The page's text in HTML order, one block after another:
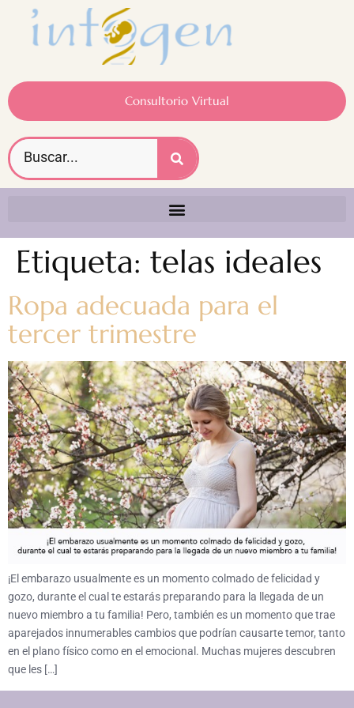
Consultorio Virtual
Etiqueta: telas ideales
Ropa adecuada para el
tercer trimestre
¡El embarazo usualmente es un momento colmado de felicidad y
gozo, durante el cual te estarás preparando para la llegada de un
nuevo miembro a tu familia! Pero, también es un momento que trae
aparejados innumerables cambios que podrían causarte temor, tanto
en el plano físico como en el emocional. Muchas mujeres descubren
que les […]